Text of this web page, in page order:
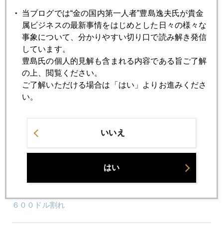
2006年09月22日
おいてけぼりのジャパン
2006年09月19日
ヘッジファンドの巨額損失
2006年09月15日
2006年09月14日
６００ドル割れ
当ブログでは“金の国内第一人者”豊島逸夫氏が貴金
属ビジネスの最新事情をはじめとした日々の様々な
事象について、分かりやすい切り口で読み解き発信
しています。
豊島氏の個人的見解も含まれる内容である旨ご了解
の上、閲覧ください。
ご了解いただける場合は「はい」よりお進みくださ
い。
いいえ
はい